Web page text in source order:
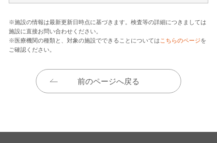
※施設の情報は最新更新日時点に基づきます。検査等の詳細につきましては
施設に直接お問い合わせください。
※医療機関の種類と、対象の施設でできることについてはこちらのページを
ご確認ください。
前のページへ戻る